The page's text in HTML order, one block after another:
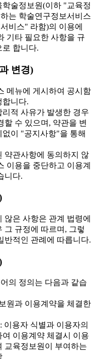
술정보원(이하 "교육정
는 학술연구정보서비스
비스" 라함)의 이용에
기타 필요한 사항을 규
로 합니다.
변경)
메뉴에 게시하여 공시함
합니다.
적 사유가 발생한 경우
할 수 있으며, 약관을 변
이 "공지사항"을 통해
관사항에 동의하지 않
이용을 중단하고 이용계
니다.
않은 사항은 관계 법령에
그 규정에 따르며, 그렇
반적인 관례에 따릅니다.
의 정의는 다음과 같습
원과 이용계약을 체결한
용자 식별과 이용자의
이용계약 체결시 이용
교육정보원이 부여하는